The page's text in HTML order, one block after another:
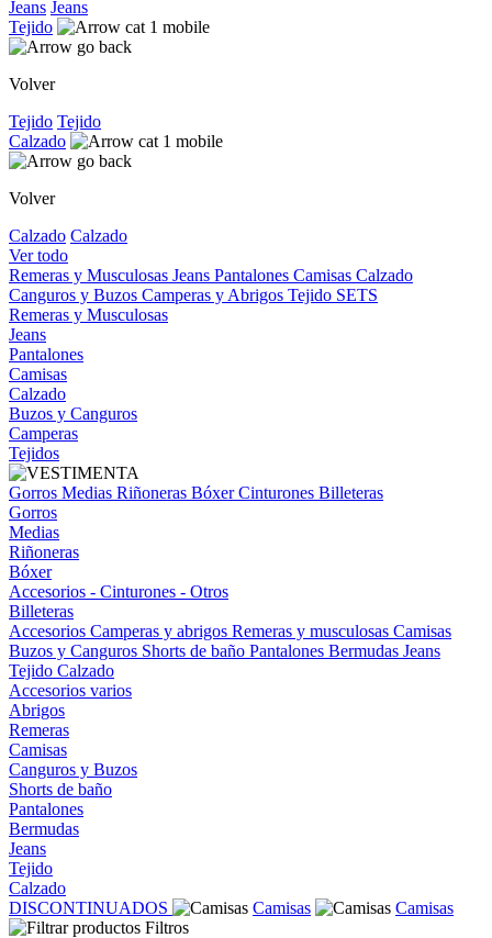
Jeans Jeans
Tejido
Volver
Tejido Tejido
Calzado
Volver
Calzado Calzado
Ver todo
Remeras y Musculosas Jeans Pantalones Camisas Calzado
Canguros y Buzos Camperas y Abrigos Tejido SETS
Remeras y Musculosas
Jeans
Pantalones
Camisas
Calzado
Buzos y Canguros
Camperas
Tejidos
Gorros Medias Riñoneras BóxerCinturones Billeteras
Gorros
Medias
Riñoneras
Bóxer
Accesorios - Cinturones - Otros
Billeteras
Accesorios Camperas y abrigos Remeras y musculosas Camisas
Buzos y Canguros Shorts de baño Pantalones Bermudas Jeans
Tejido Calzado
Accesorios varios
Abrigos
Remeras
Camisas
Canguros y Buzos
Shorts de baño
Pantalones
Bermudas
Jeans
Tejido
Calzado
DISCONTINUADOS
Camisas
Camisas
Filtros